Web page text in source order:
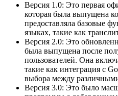
Версия 1.0: Это первая
которая была выпущена
предоставляла базовые
языках, такие как
Версия 2.0: Это
была выпущена после
пользователей. Она
такие как интеграция с
выбора между
Версия 3.0: Это было